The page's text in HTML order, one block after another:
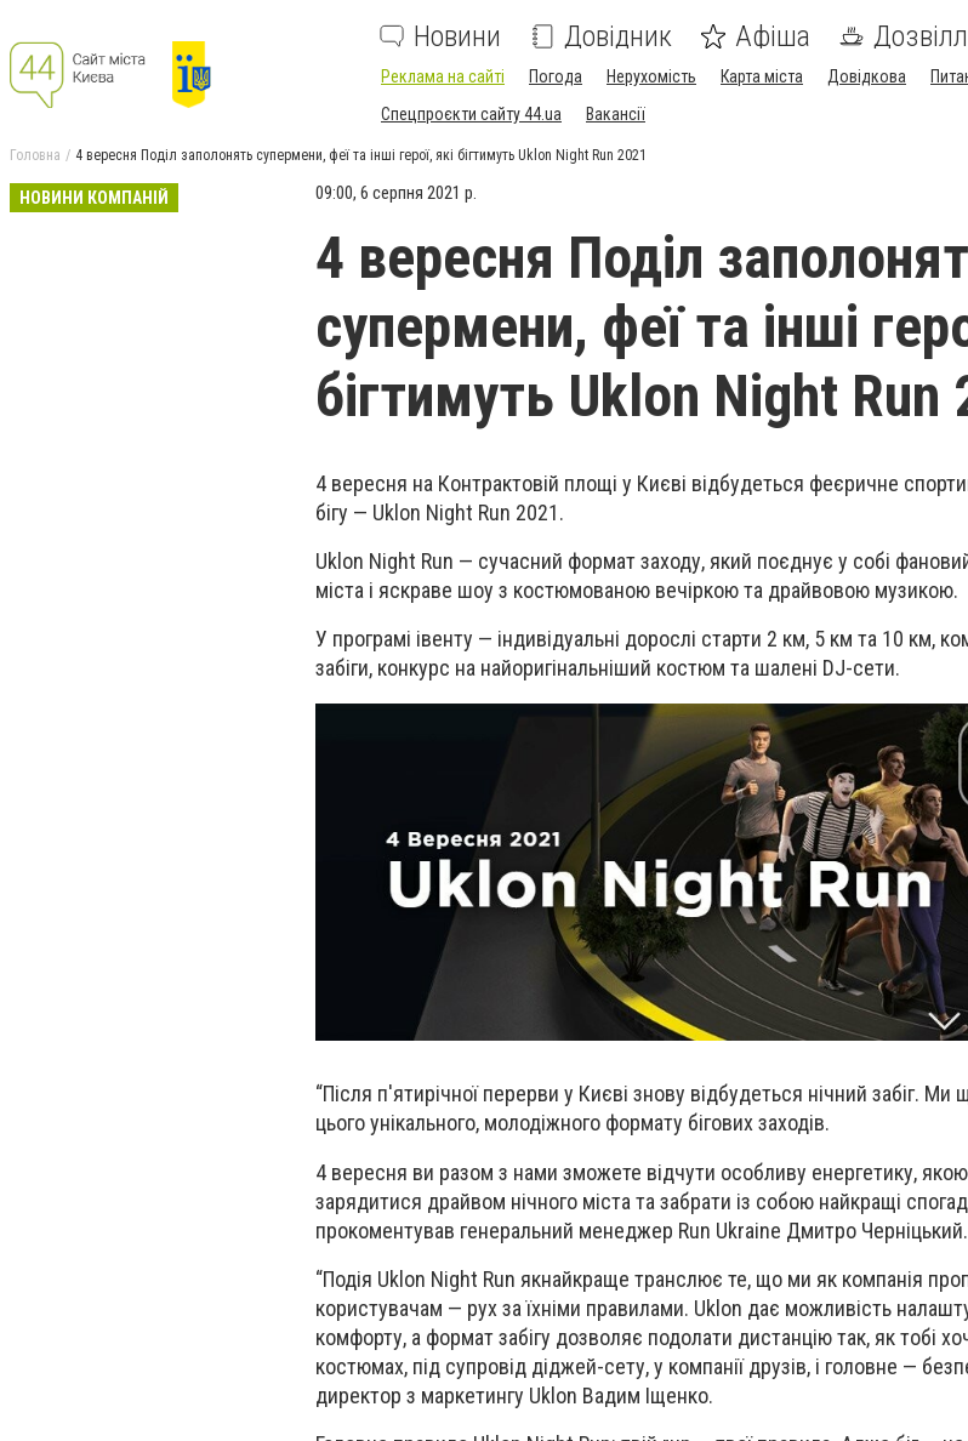
Новини Довідник Афіша
Реклама на сайті Погода Нерухомість Карта міста Довідкова
Спецпроєкти сайту 44.ua
Вакансії
Головна 4 вересня Поділ заполонять супермени, феї та інші герої, які бігтимуть Uklon Night Run 2021
НОВИНИ КОМПАНІЙ 09:00, 6 серпня 2021 р.
4 вересня Поділ
супермени, феї та інші
бігтимуть Uklon Night Run
4 вересня на Контрактовій площі у Києві відбудеться феєричне
бігу — Uklon Night Run 2021.
Uklon Night Run — сучасний формат заходу, який поєднує у собі
міста і яскраве шоу з костюмованою вечіркою та драйвовою музикою.
У програмі івенту — індивідуальні дорослі старти 2 км, 5 км та 10 км,
забіги, конкурс на найоригінальніший костюм та шалені DJ-сети.
“Після п'ятирічної перерви у Києві знову відбудеться нічний забіг.
цього унікального, молодіжного формату бігових заходів.
4 вересня ви разом з нами зможете відчути особливу енергетику,
зарядитися драйвом нічного міста та забрати із собою найкращі
прокоментував генеральний менеджер Run Ukraine Дмитро Черніцький.
“Подія Uklon Night Run якнайкраще транслює те, що ми як компанія
користувачам — рух за їхніми правилами. Uklon дає можливість
комфорту, а формат забігу дозволяє подолати дистанцію так, як тобі
костюмах, під супровід діджей-сету, у компанії друзів, і головне —
директор з маркетингу Uklon Вадим Іщенко.